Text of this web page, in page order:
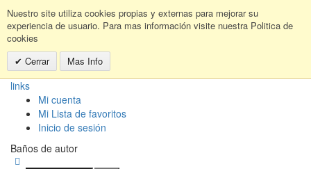
Nuestro site utiliza cookies propias y externas para mejorar su
experiencia de usuario. Para mas información visite nuestra Politica de
cookies
Cerrar
Mas Info
links
Mi cuenta
Mi Lista de favoritos
Inicio de sesión
Baños de autor